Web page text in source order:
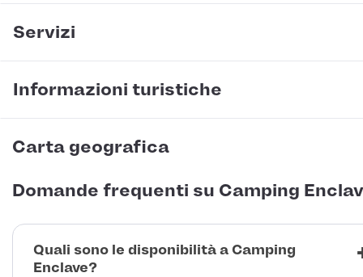
Servizi
Informazioni turistiche
Carta geografica
Domande frequenti su Camping
Quali sono le disponibilità a Camping
Enclave?